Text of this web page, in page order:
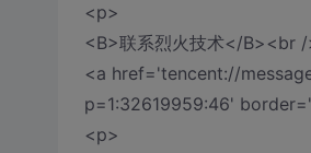
<p>
<B>联系烈火技术</B><br /
<a href='tencent://
p=1:32619959:46'
<p>